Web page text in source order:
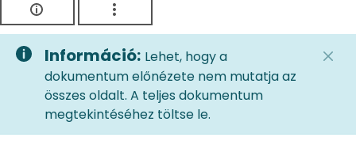
Információ: Lehet, hogy a
dokumentum előnézete nem mutatja az
összes oldalt. A teljes dokumentum
megtekintéséhez töltse le.